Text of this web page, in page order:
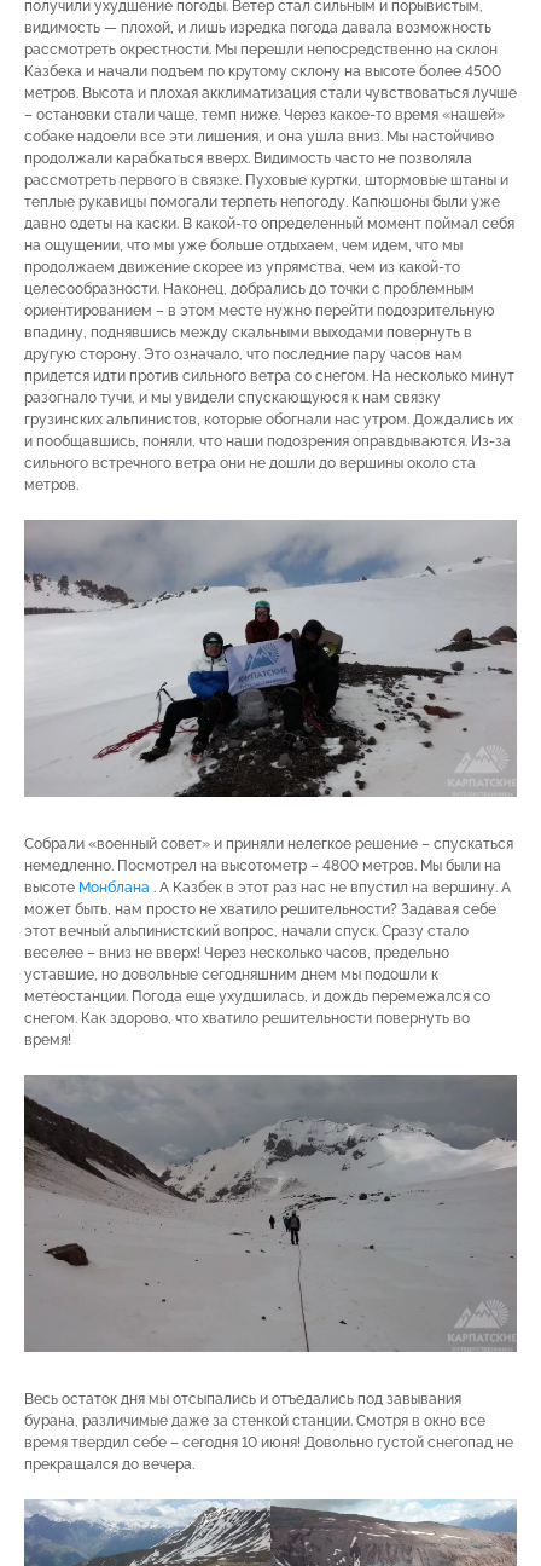
получили ухудшение погоды. Ветер стал сильным и порывистым,
видимость — плохой, и лишь изредка погода давала возможность
рассмотреть окрестности. Мы перешли непосредственно на склон
Казбека и начали подъем по крутому склону на высоте более 4500
метров. Высота и плохая акклиматизация стали чувствоваться лучше
– остановки стали чаще, темп ниже. Через какое-то время «нашей»
собаке надоели все эти лишения, и она ушла вниз. Мы настойчиво
продолжали карабкаться вверх. Видимость часто не позволяла
рассмотреть первого в связке. Пуховые куртки, штормовые штаны и
теплые рукавицы помогали терпеть непогоду. Капюшоны были уже
давно одеты на каски. В какой-то определенный момент поймал себя
на ощущении, что мы уже больше отдыхаем, чем идем, что мы
продолжаем движение скорее из упрямства, чем из какой-то
целесообразности. Наконец, добрались до точки с проблемным
ориентированием – в этом месте нужно перейти подозрительную
впадину, поднявшись между скальными выходами повернуть в
другую сторону. Это означало, что последние пару часов нам
придется идти против сильного ветра со снегом. На несколько минут
разогнало тучи, и мы увидели спускающуюся к нам связку
грузинских альпинистов, которые обогнали нас утром. Дождались их
и пообщавшись, поняли, что наши подозрения оправдываются. Из-за
сильного встречного ветра они не дошли до вершины около ста
метров.
Собрали «военный совет» и приняли нелегкое решение – спускаться
немедленно. Посмотрел на высотометр – 4800 метров. Мы были на
высоте Монблана . А Казбек в этот раз нас не впустил на вершину. А
может быть, нам просто не хватило решительности? Задавая себе
этот вечный альпинистский вопрос, начали спуск. Сразу стало
веселее – вниз не вверх! Через несколько часов, предельно
уставшие, но довольные сегодняшним днем мы подошли к
метеостанции. Погода еще ухудшилась, и дождь перемежался со
снегом. Как здорово, что хватило решительности повернуть во
время!
Весь остаток дня мы отсыпались и отъедались под завывания
бурана, различимые даже за стенкой станции. Смотря в окно все
время твердил себе – сегодня 10 июня! Довольно густой снегопад не
прекращался до вечера.